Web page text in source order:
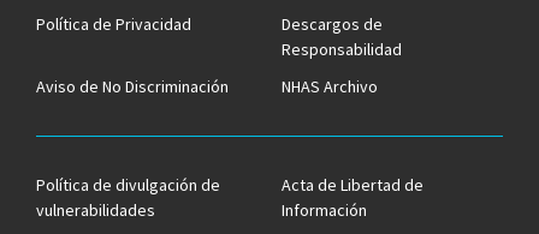
Política de Privacidad
Descargos de
Responsabilidad
Aviso de No Discriminación
NHAS Archivo
Política de divulgación de
vulnerabilidades
Acta de Libertad de
Información